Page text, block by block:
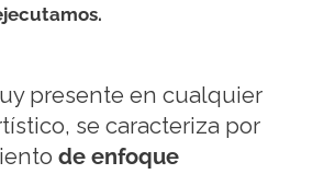
presente en cualquier
se caracteriza por
de enfoque